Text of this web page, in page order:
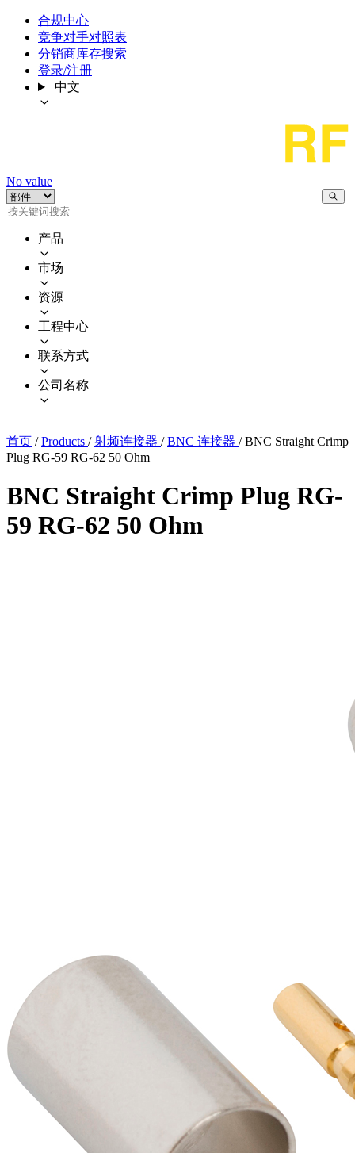
合规中心
竞争对手对照表
分销商库存搜索
登录/注册
中文
No value
产品
市场
资源
工程中心
联系方式
公司名称
首页 / Products / 射频连接器 / BNC 连接器 / BNC Straight Crimp
Plug RG-59 RG-62 50 Ohm
BNC Straight Crimp Plug RG-
59 RG-62 50 Ohm